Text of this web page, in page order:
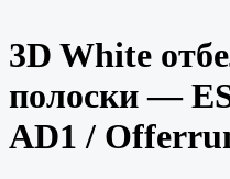
3D White
полоски —
AD1 /